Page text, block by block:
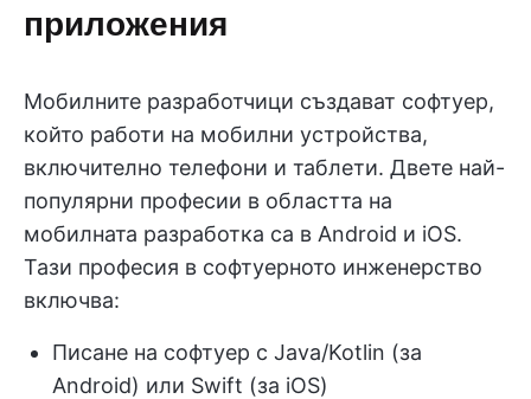
приложения
Мобилните разработчици създават софтуер,
който работи на мобилни устройства,
включително телефони и таблети. Двете най-
популярни професии в областта на
мобилната разработка са в Android и iOS.
Тази професия в софтуерното инженерство
включва:
Писане на софтуер с Java/Kotlin (за
Android) или Swift (за iOS)